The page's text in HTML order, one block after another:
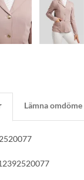
Lämna omdöme